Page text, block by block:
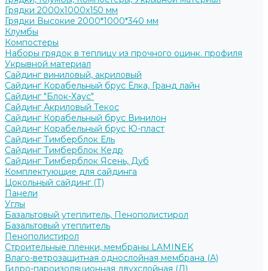
Грядки 2000х1000х150 мм
Грядки Высокие 2000*1000*340 мм
Клумбы
Компостеры
Наборы грядок в теплицу из прочного оцинк. профиля
Укрывной материал
Сайдинг виниловый, акриловый
Сайдинг Корабельный брус Ёлка, Гранд лайн
Сайдинг "Блок-Хаус"
Сайдинг Акриловый Текос
Сайдинг Корабельный брус Винилон
Сайдинг Корабельный брус Ю-пласт
Сайдинг Тимберблок Ель
Сайдинг Тимберблок Кедр
Сайдинг Тимберблок Ясень, Дуб
Комплектующие для сайдинга
Цокольный сайдинг (Т)
Панели
Углы
Базальтовый утеплитель, Пенополистирол
Базальтовый утеплитель
Пенополистирол
Строительные пленки, мембраны LAMINEK
Влаго-ветрозащитная однослойная мембрана (А)
Гидро-пароизоляционная двухслойная (Д)